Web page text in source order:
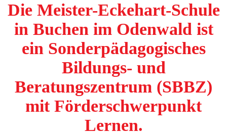
Die Meister-Eckehart-Schule
in Buchen im Odenwald ist
ein Sonderpädagogisches
Bildungs- und
Beratungszentrum (SBBZ)
mit Förderschwerpunkt
Lernen.